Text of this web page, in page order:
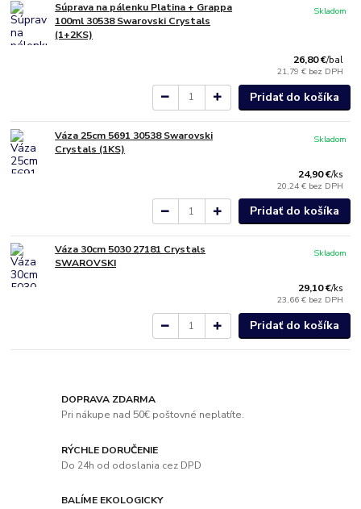
Súprava na pálenku Platina + Grappa
100ml 30538 Swarovski Crystals
(1+2KS)
26,80 €/bal
21,79 € bez DPH
Skladom
Pridať do košíka
Váza 25cm 5691 30538 Swarovski
Crystals (1KS)
24,90 €/ks
20,24 € bez DPH
Skladom
Pridať do košíka
Váza 30cm 5030 27181 Crystals
SWAROVSKI
29,10 €/ks
23,66 € bez DPH
Skladom
Pridať do košíka
DOPRAVA ZDARMA
Pri nákupe nad 50€ poštovné neplatíte.
RÝCHLE DORUČENIE
Do 24h od odoslania cez DPD
BALÍME EKOLOGICKY